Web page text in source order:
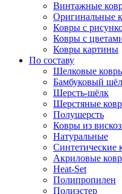
Винтажные
Оригинальные
Ковры с
Ковры с
Ковры картины
По составу
Шелковые
Бамбуковый
Шерсть-шёлк
Шерстяные
Полушерсть
Ковры из
Натуральные
Синтетические
Акриловые
Heat-Set
Полипропилен
Полиэстер